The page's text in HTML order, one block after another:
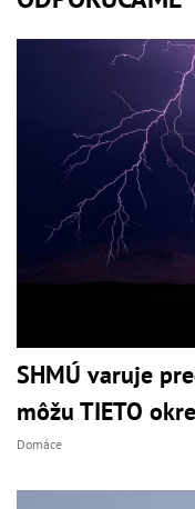
SHMÚ varuje
môžu TIETO
Domáce